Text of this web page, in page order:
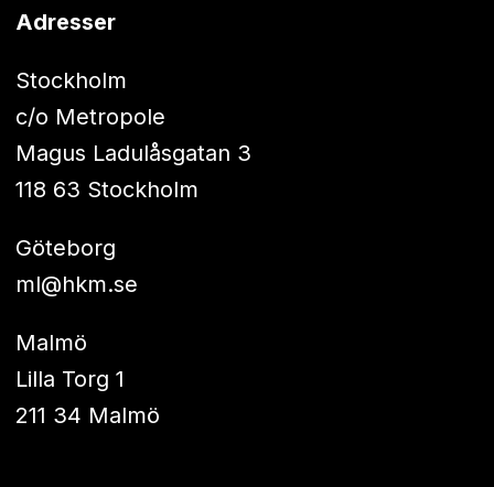
Adresser
Stockholm
c/o Metropole
Magus Ladulåsgatan 3
118 63 Stockholm
Göteborg
ml@hkm.se
Malmö
Lilla Torg 1
211 34 Malmö